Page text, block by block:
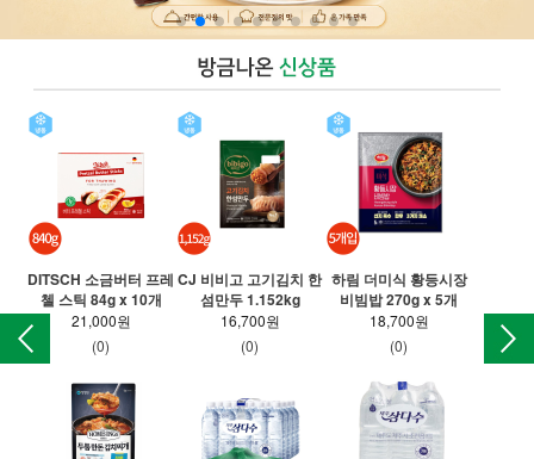
DITSCH 소금버터 프레
첼 스틱 84g x 10개
21,000원
(0)
CJ 비비고 고기김치 한
섬만두 1.152kg
16,700원
(0)
하림 더미식 황등시장
비빔밥 270g x 5개
18,700원
(0)